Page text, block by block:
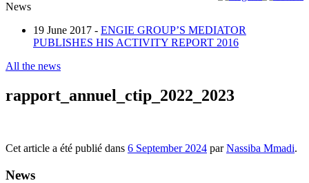
News
19 June 2017 - ENGIE GROUP’S MEDIATOR
PUBLISHES HIS ACTIVITY REPORT 2016
All the news
rapport_annuel_ctip_2022_2023
Cet article a été publié dans 6 September 2024 parNassiba Mmadi.
News